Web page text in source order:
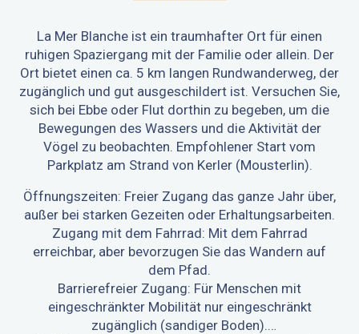
La Mer Blanche ist ein traumhafter Ort für einen
ruhigen Spaziergang mit der Familie oder allein. Der
Ort bietet einen ca. 5 km langen Rundwanderweg, der
zugänglich und gut ausgeschildert ist. Versuchen Sie,
sich bei Ebbe oder Flut dorthin zu begeben, um die
Bewegungen des Wassers und die Aktivität der
Vögel zu beobachten. Empfohlener Start vom
Parkplatz am Strand von Kerler (Mousterlin).
Öffnungszeiten: Freier Zugang das ganze Jahr über,
außer bei starken Gezeiten oder Erhaltungsarbeiten.
Zugang mit dem Fahrrad: Mit dem Fahrrad
erreichbar, aber bevorzugen Sie das Wandern auf
dem Pfad.
Barrierefreier Zugang: Für Menschen mit
eingeschränkter Mobilität nur eingeschränkt
zugänglich (sandiger Boden).